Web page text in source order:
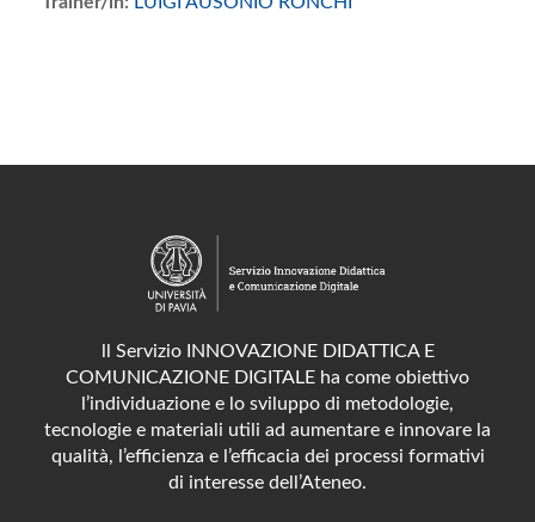
ll Servizio INNOVAZIONE DIDATTICA E
COMUNICAZIONE DIGITALE ha come obiettivo
l’individuazione e lo sviluppo di metodologie,
tecnologie e materiali utili ad aumentare e innovare la
qualità, l’efficienza e l’efficacia dei processi formativi
di interesse dell’Ateneo.